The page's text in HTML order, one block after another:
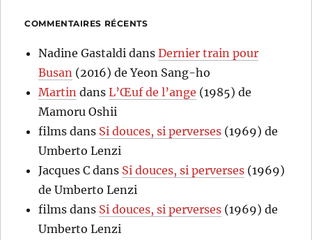
COMMENTAIRES RÉCENTS
Nadine Gastaldi dansDernier train pour
Busan (2016) de Yeon Sang-ho
Martin dansL’Œuf de l’ange (1985) de
Mamoru Oshii
films dans Si douces, si perverses (1969) de
Umberto Lenzi
Jacques C dans Si douces, si perverses (1969)
de Umberto Lenzi
films dans Si douces, si perverses (1969) de
Umberto Lenzi